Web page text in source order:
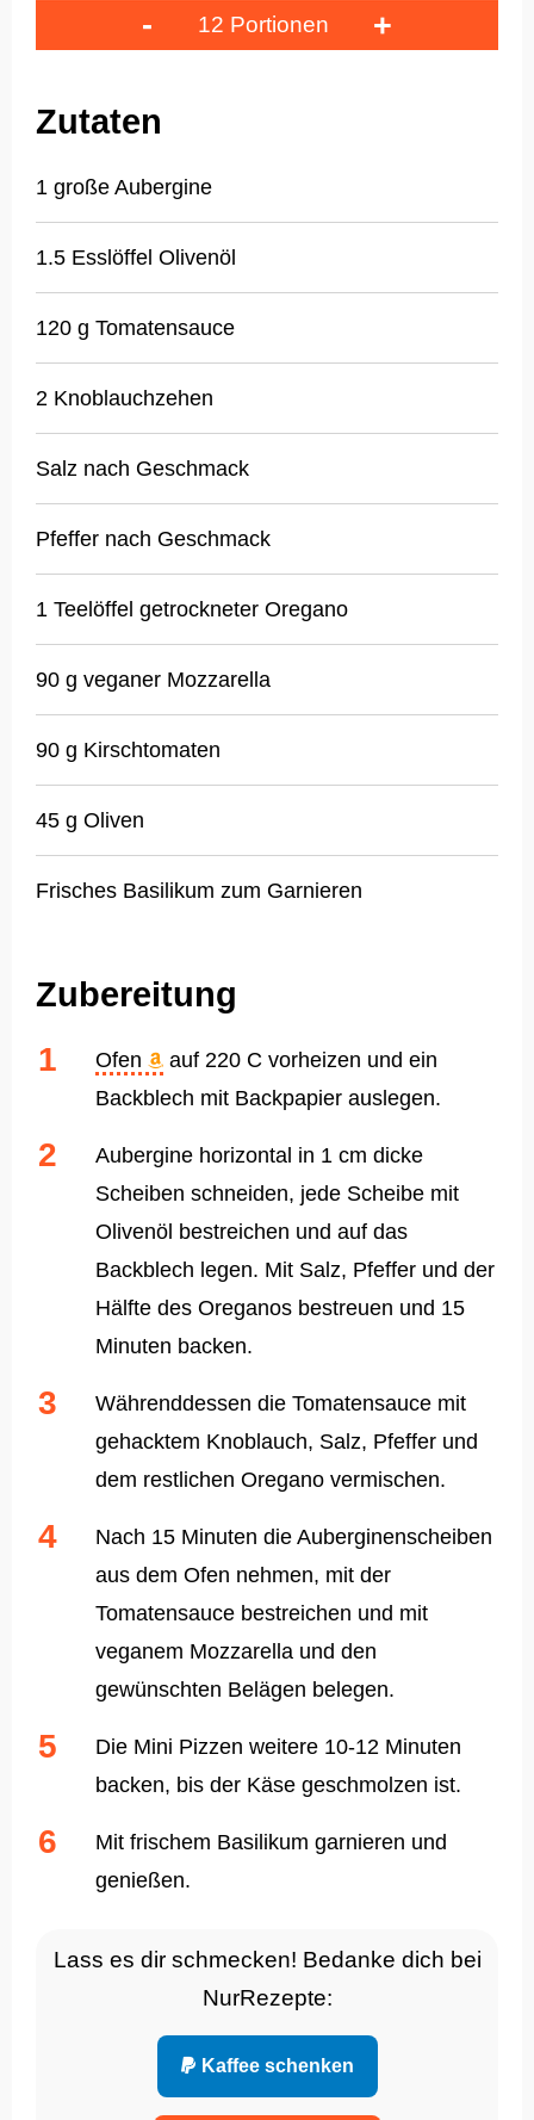
- 12 Portionen +
Zutaten
1 große Aubergine
1.5 Esslöffel Olivenöl
120 g Tomatensauce
2 Knoblauchzehen
Salz nach Geschmack
Pfeffer nach Geschmack
1 Teelöffel getrockneter Oregano
90 g veganer Mozzarella
90 g Kirschtomaten
45 g Oliven
Frisches Basilikum zum Garnieren
Zubereitung
Ofen
auf 220 C vorheizen und ein
Backblech mit Backpapier auslegen.
Aubergine horizontal in 1 cm dicke
Scheiben schneiden, jede Scheibe mit
Olivenöl bestreichen und auf das
Backblech legen. Mit Salz, Pfeffer und der
Hälfte des Oreganos bestreuen und 15
Minuten backen.
Währenddessen die Tomatensauce mit
gehacktem Knoblauch, Salz, Pfeffer und
dem restlichen Oregano vermischen.
Nach 15 Minuten die Auberginenscheiben
aus dem Ofen nehmen, mit der
Tomatensauce bestreichen und mit
veganem Mozzarella und den
gewünschten Belägen belegen.
Die Mini Pizzen weitere 10-12 Minuten
backen, bis der Käse geschmolzen ist.
Mit frischem Basilikum garnieren und
genießen.
Lass es dir schmecken! Bedanke dich bei
NurRezepte:
Kaffee schenken